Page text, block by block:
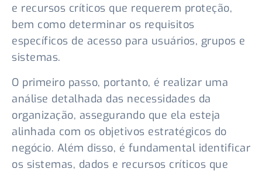
e recursos críticos que requerem proteção,
bem como determinar os requisitos
específicos de acesso para usuários, grupos e
sistemas.
O primeiro passo, portanto, é realizar uma
análise detalhada das necessidades da
organização, assegurando que ela esteja
alinhada com os objetivos estratégicos do
negócio. Além disso, é fundamental identificar
os sistemas, dados e recursos críticos que